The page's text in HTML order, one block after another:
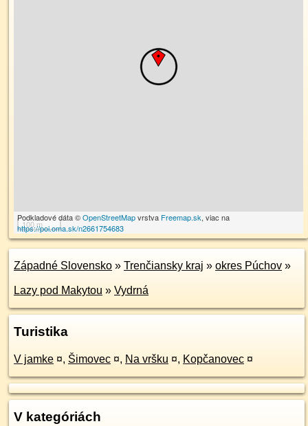
100 m
Podkladové dáta ©OpenStreetMapvrstva Freemap.sk, viac na
https://poi.oma.sk/n2661754683
Západné Slovensko » Trenčiansky kraj » okres Púchov »
Lazy pod Makytou » Vydrná
Turistika
V jamke ¤, Šimovec ¤, Na vršku ¤, Kopčanovec ¤
V kategóriách